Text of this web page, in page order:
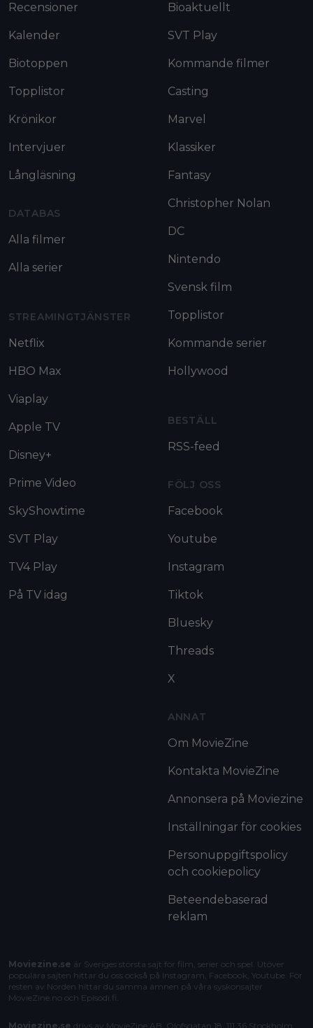
Recensioner
Kalender
Biotoppen
Topplistor
Krönikor
Intervjuer
Långläsning
DATABAS
Alla filmer
Alla serier
STREAMINGTJÄNSTER
Netflix
HBO Max
Viaplay
Apple TV
Disney+
Prime Video
SkyShowtime
SVT Play
TV4 Play
På TV idag
Bioaktuellt
SVT Play
Kommande filmer
Casting
Marvel
Klassiker
Fantasy
Christopher Nolan
DC
Nintendo
Svensk film
Topplistor
Kommande serier
Hollywood
BESTÄLL
RSS-feed
FÖLJ OSS
Facebook
Youtube
Instagram
Tiktok
Bluesky
Threads
X
ANNAT
Om MovieZine
Kontakta MovieZine
Annonsera på Moviezine
Inställningar för cookies
Personuppgiftspolicy
och cookiepolicy
Beteendebaserad
reklam
Moviezine.se är Sveriges största sajt för film, serier och spel. Utöver
populära sajten hittar du oss också på Instagram, Facebook, Youtube. För
resten av Norden hittar du samma ämnen på våra syskonsajter
MovieZine.no och Episodi.fi
Moviezine.se drivs av MovieZine AB, Olofsgatan 18, 111 36 Stockholm